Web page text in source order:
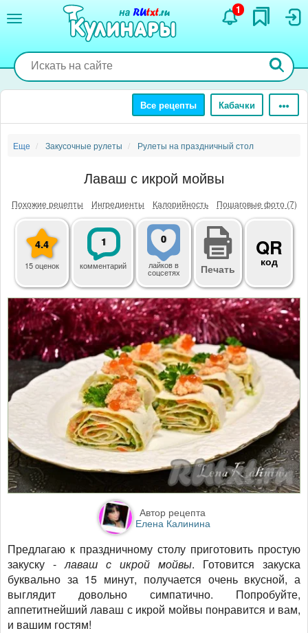
содержанию
1
Все рецепты Кабачки
Еще Закусочные рулеты Рулеты на праздничный стол
Лаваш с икрой мойвы
Похожие рецепты Ингредиенты Калорийность Пошаговые фото (7)
4.4
15 оценок
1
комментарий
0
лайковв
соцсетях Печать
QR
код
Автор рецепта
Елена Калинина
Предлагаю к праздничному столу приготовить простую
закуску -лаваш с икрой мойвы. Готовится закуска
буквально за 15 минут, получается очень вкусной, а
выглядит довольно симпатично. Попробуйте,
аппетитнейший лаваш с икрой мойвы понравится и вам,
и вашим гостям!